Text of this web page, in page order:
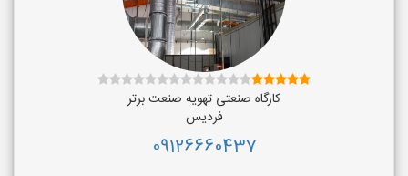
کارگاه صنعتی تهویه صنعت برتر
فردیس
09126660437